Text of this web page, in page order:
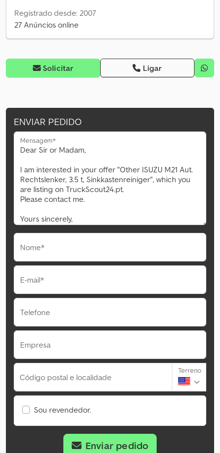
Registrado desde: 2007
27 Anúncios online
Solicitar Ligar
ENVIAR PEDIDO
Mensagem*
Nome*
E-mail*
Telefone
Empresa
Código postal e localidade
Terreno
Sou revendedor.
Enviar pedido